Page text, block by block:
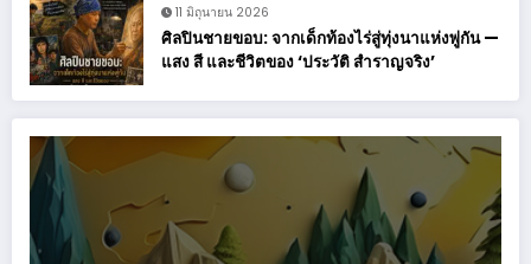
11 มิถุนายน 2026
ศิลปินชายขอบ: จากเด็กท้องไร่สู่ทุ่งนาแห่งพู่กัน —
แสง สี และชีวิตของ ‘ประวัติ สำราญจริง’